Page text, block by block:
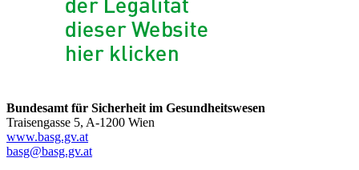
Bundesamt für Sicherheit im Gesundheitswesen
Traisengasse 5, A-1200 Wien
www.basg.gv.at
basg@basg.gv.at